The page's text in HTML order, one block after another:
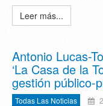
Leer más...
Antonio Lucas-
‘La Casa de la
gestión público-
Todas Las Noticias